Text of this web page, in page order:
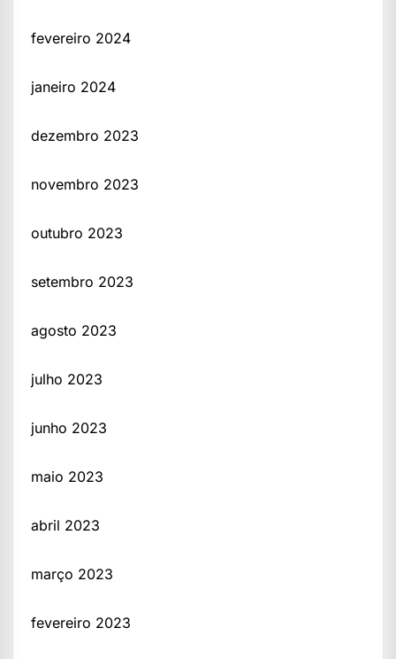
fevereiro 2024
janeiro 2024
dezembro 2023
novembro 2023
outubro 2023
setembro 2023
agosto 2023
julho 2023
junho 2023
maio 2023
abril 2023
março 2023
fevereiro 2023